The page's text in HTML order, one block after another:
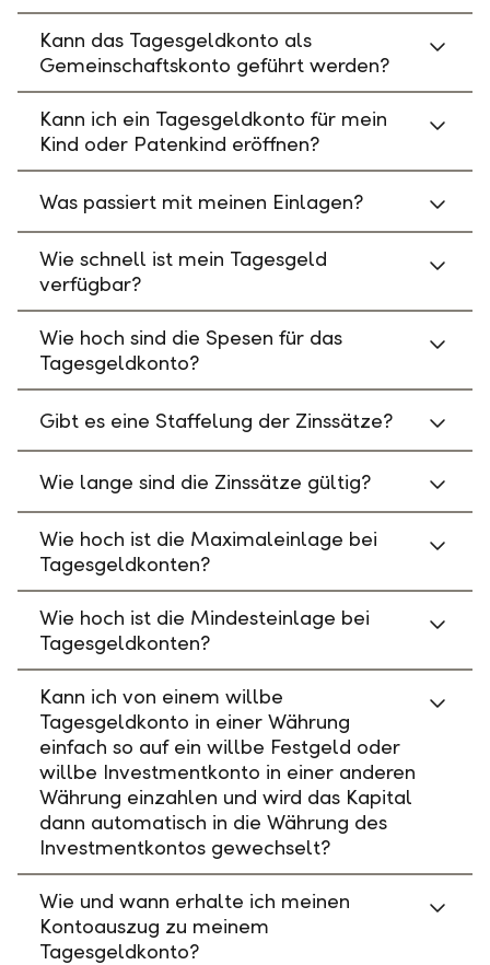
Kann das Tagesgeldkonto als
Gemeinschaftskonto geführt werden?
Kann ich ein Tagesgeldkonto für mein
Kind oder Patenkind eröffnen?
Was passiert mit meinen Einlagen?
Wie schnell ist mein Tagesgeld
verfügbar?
Wie hoch sind die Spesen für das
Tagesgeldkonto?
Gibt es eine Staffelung der Zinssätze?
Wie lange sind die Zinssätze gültig?
Wie hoch ist die Maximaleinlage bei
Tagesgeldkonten?
Wie hoch ist die Mindesteinlage bei
Tagesgeldkonten?
Kann ich von einem willbe
Tagesgeldkonto in einer Währung
einfach so auf ein willbe Festgeld oder
willbe Investmentkonto in einer anderen
Währung einzahlen und wird das Kapital
dann automatisch in die Währung des
Investmentkontos gewechselt?
Wie und wann erhalte ich meinen
Kontoauszug zu meinem
Tagesgeldkonto?